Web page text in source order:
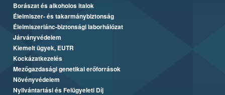
Borászat és alkoholos italok
Élelmiszer- és takarmánybiztonság
Élelmiszerlánc-biztonsági laborhálózat
Járványvédelem
Kiemelt ügyek, EUTR
Kockázatkezelés
Mezőgazdasági genetikai erőforrások
Növényvédelem
Nyilvántartási és Felügyeleti Díj